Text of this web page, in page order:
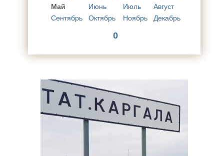
Май
Июнь Июль
Август
Сентябрь
Октябрь Ноябрь Декабрь
0